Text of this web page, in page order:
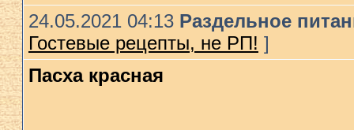
24.05.2021 04:13 Раздельное
Гостевые рецепты, не РП! ]
Пасха красная